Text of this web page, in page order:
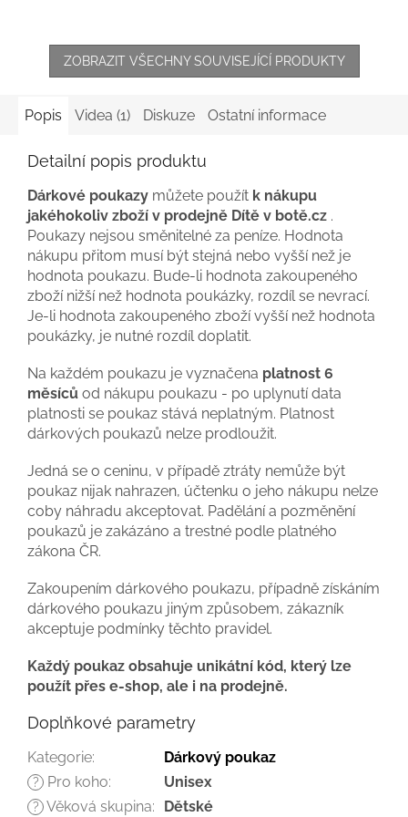
ZOBRAZIT VŠECHNY SOUVISEJÍCÍ PRODUKTY
Popis Videa (1) Diskuze Ostatní informace
Detailní popis produktu
Dárkové poukazy můžete použít k nákupu
jakéhokoliv zboží v prodejně Dítě v botě.cz .
Poukazy nejsou směnitelné za peníze. Hodnota
nákupu přitom musí být stejná nebo vyšší než je
hodnota poukazu. Bude-li hodnota zakoupeného
zboží nižší než hodnota poukázky, rozdíl se nevrací.
Je-li hodnota zakoupeného zboží vyšší než hodnota
poukázky, je nutné rozdíl doplatit.
Na každém poukazu je vyznačena platnost 6
měsíců od nákupu poukazu - po uplynutí data
platnosti se poukaz stává neplatným. Platnost
dárkových poukazů nelze prodloužit.
Jedná se o ceninu, v případě ztráty nemůže být
poukaz nijak nahrazen, účtenku o jeho nákupu nelze
coby náhradu akceptovat. Padělání a pozměnění
poukazů je zakázáno a trestné podle platného
zákona ČR.
Zakoupením dárkového poukazu, případně získáním
dárkového poukazu jiným způsobem, zákazník
akceptuje podmínky těchto pravidel.
Každý poukaz obsahuje unikátní kód, který lze
použít přes e-shop, ale i na prodejně.
Doplňkové parametry
Kategorie: Dárkový poukaz
? Pro koho: Unisex
? Věková skupina: Dětské